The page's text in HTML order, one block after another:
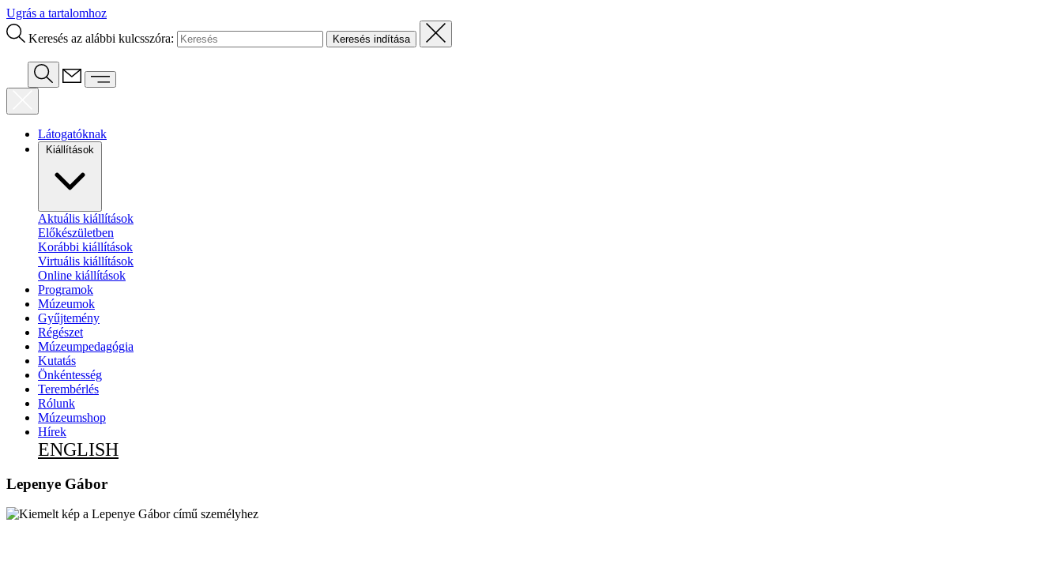
Ugrás a tartalomhoz
Keresés az alábbi kulcsszóra:
Látogatóknak
Kiállítások
Aktuális kiállítások
Előkészületben
Korábbi kiállítások
Virtuális kiállítások
Online kiállítások
Programok
Múzeumok
Gyűjtemény
Régészet
Múzeumpedagógia
Kutatás
Önkéntesség
Terembérlés
Rólunk
Múzeumshop
Hírek
ENGLISH
Lepenye Gábor